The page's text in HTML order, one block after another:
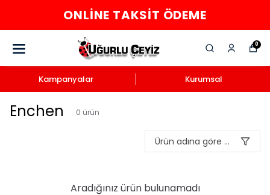
ONLINE TAKSIT ÖDEME
0
Kampanyalar Kurumsal
Enchen 0 ürün
Ürün adına göre A-Z
Aradığınız ürün bulunamadı